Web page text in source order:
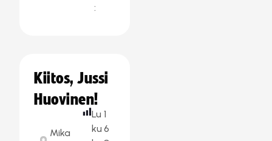
:
Kiitos, Jussi
Huovinen!
Mika
Lu
ku
1
6